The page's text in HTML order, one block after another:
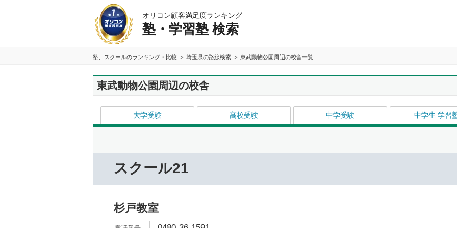
オリコン顧客満足度ランキング
塾・学習塾 検索
塾、スクールのランキング・比較 埼玉県の路線検索 東武動物公園周辺の校舎一覧
東武動物公園周辺の校舎
大学受験 高校受験 中学受験 中学生 学習
スクール21
杉戸教室